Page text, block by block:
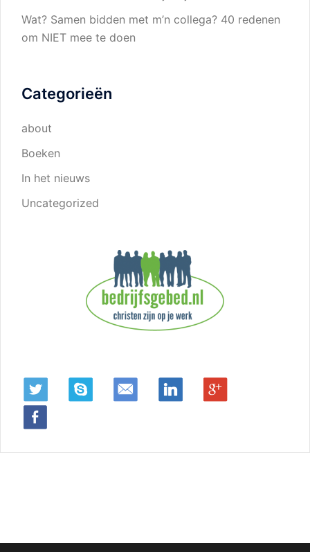
Wat? Samen bidden met m’n collega? 40 redenen
om NIET mee te doen
Categorieën
about
Boeken
In het nieuws
Uncategorized